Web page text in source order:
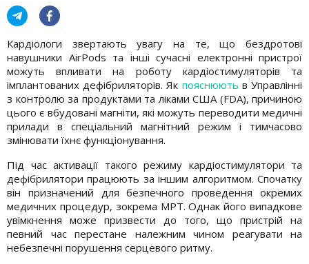
Кардіологи звертають увагу на те, що бездротові
навушники AirPods та інші сучасні електронні пристрої
можуть впливати на роботу кардіостимуляторів та
імплантованих дефібриляторів. Як пояснюють в Управлінні
з контролю за продуктами та ліками США (FDA), причиною
цього є вбудовані магніти, які можуть переводити медичні
прилади в спеціальний магнітний режим і тимчасово
змінювати їхнє функціонування.
Під час активації такого режиму кардіостимулятори та
дефібрилятори працюють за іншим алгоритмом. Спочатку
він призначений для безпечного проведення окремих
медичних процедур, зокрема МРТ. Однак його випадкове
увімкнення може призвести до того, що пристрій на
певний час перестане належним чином реагувати на
небезпечні порушення серцевого ритму.